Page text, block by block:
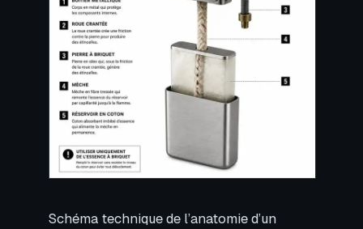
Schéma technique de l’anatomie d’un